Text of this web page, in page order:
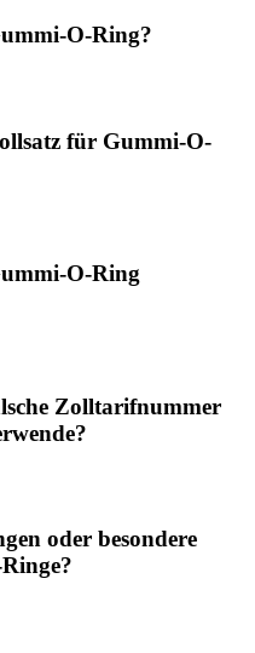
O-Ring?
für Gummi-O-
O-Ring
Zolltarifnummer
oder besondere